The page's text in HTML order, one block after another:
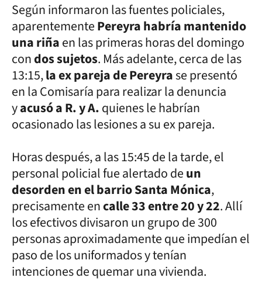
Según informaron las fuentes policiales,
aparentementePereyra habría mantenido
una riñaen las primeras horas del domingo
condos sujetos. Más adelante, cerca de las
13:15,la ex pareja de Pereyrase presentó
en la Comisaría para realizar la denuncia
yacusó a R. y A.quienes le habrían
ocasionado las lesiones a su ex pareja.
Horas después, a las 15:45 de la tarde, el
personal policial fue alertado deun
desorden en el barrio Santa Mónica,
precisamente encalle 33 entre 20 y 22. Allí
los efectivos divisaron un grupo de 300
personas aproximadamente que impedían el
paso de los uniformados y tenían
intenciones de quemar una vivienda.